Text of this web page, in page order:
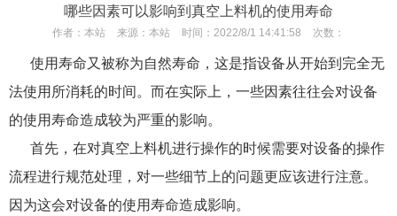
哪些因素可以影响到真空上料机的使用寿命
作者： 本站 来源： 本站 时间： 2022/8/1 14:41:58 次数：
使用寿命又被称为自然寿命，这是指设备从开始到完全无
法使用所消耗的时间。而在实际上，一些因素往往会对设备
的使用寿命造成较为严重的影响。
首先，在对真空上料机进行操作的时候需要对设备的操作
流程进行规范处理，对一些细节上的问题更应该进行注意。
因为这会对设备的使用寿命造成影响。